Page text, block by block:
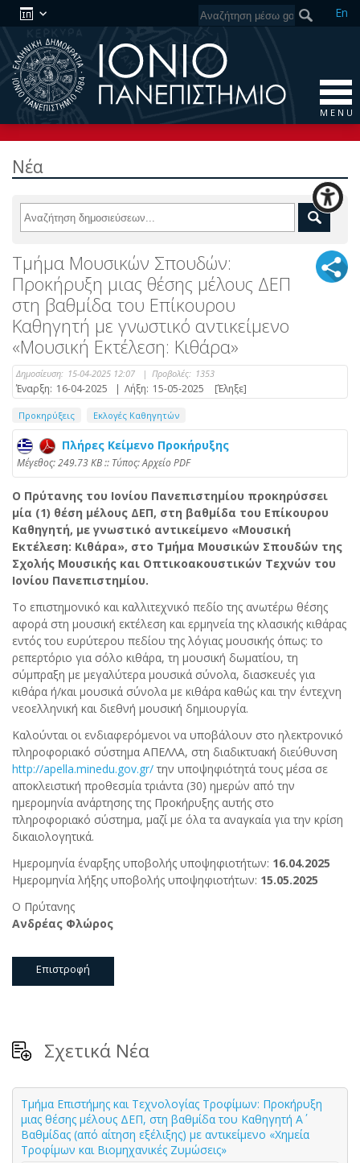
En
M E N U
Νέα
Τμήμα Μουσικών Σπουδών:
Προκήρυξη μιας θέσης μέλους ΔΕΠ
στη βαθμίδα του Επίκουρου
Καθηγητή με γνωστικό αντικείμενο
«Μουσική Εκτέλεση: Κιθάρα»
Δημοσίευση: 15-04-2025 12:07 | Προβολές: 1353
Έναρξη: 16-04-2025 | Λήξη: 15-05-2025 [Έληξε]
Προκηρύξεις Εκλογές Καθηγητών
Πλήρες Κείμενο Προκήρυξης
Mέγεθος: 249.73 KB :: Τύπος: Αρχείο PDF
Ο Πρύτανης του Ιονίου Πανεπιστημίου προκηρύσσει
μία (1) θέση μέλους ΔΕΠ, στη βαθμίδα του Επίκουρου
Καθηγητή, με γνωστικό αντικείμενο «Μουσική
Εκτέλεση: Κιθάρα», στο Τμήμα Μουσικών Σπουδών της
Σχολής Μουσικής και Οπτικοακουστικών Τεχνών του
Ιονίου Πανεπιστημίου.
Το επιστημονικό και καλλιτεχνικό πεδίο της ανωτέρω θέσης
αφορά στη μουσική εκτέλεση και ερμηνεία της κλασικής κιθάρας
εντός του ευρύτερου πεδίου της λόγιας μουσικής όπως: το
ρεπερτόριο για σόλο κιθάρα, τη μουσική δωματίου, τη
σύμπραξη με μεγαλύτερα μουσικά σύνολα, διασκευές για
κιθάρα ή/και μουσικά σύνολα με κιθάρα καθώς και την έντεχνη
νεοελληνική και διεθνή μουσική δημιουργία.
Καλούνται οι ενδιαφερόμενοι να υποβάλουν στο ηλεκτρονικό
πληροφοριακό σύστημα ΑΠΕΛΛΑ, στη διαδικτυακή διεύθυνση
http://apella.minedu.gov.gr/ την υποψηφιότητά τους μέσα σε
αποκλειστική προθεσμία τριάντα (30) ημερών από την
ημερομηνία ανάρτησης της Προκήρυξης αυτής στο
πληροφοριακό σύστημα, μαζί με όλα τα αναγκαία για την κρίση
δικαιολογητικά.
Ημερομηνία έναρξης υποβολής υποψηφιοτήτων: 16.04.2025
Ημερομηνία λήξης υποβολής υποψηφιοτήτων: 15.05.2025
Ο Πρύτανης
Ανδρέας Φλώρος
Επιστροφή
Σχετικά Νέα
Τμήμα Επιστήμης και Τεχνολογίας Τροφίμων: Προκήρυξη
μιας θέσης μέλους ΔΕΠ, στη βαθμίδα του Καθηγητή Α΄
Βαθμίδας (από αίτηση εξέλιξης) με αντικείμενο «Χημεία
Τροφίμων και Βιομηχανικές Ζυμώσεις»